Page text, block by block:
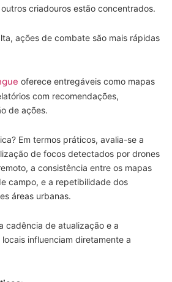
criadouros estão concentrados.
ações de combate são mais rápidas
oferece entregáveis como mapas
com recomendações,
de ações.
Em termos práticos, avalia-se a
de focos detectados por drones
a consistência entre os mapas
campo, e a repetibilidade dos
áreas urbanas.
cadência de atualização e a
influenciam diretamente a